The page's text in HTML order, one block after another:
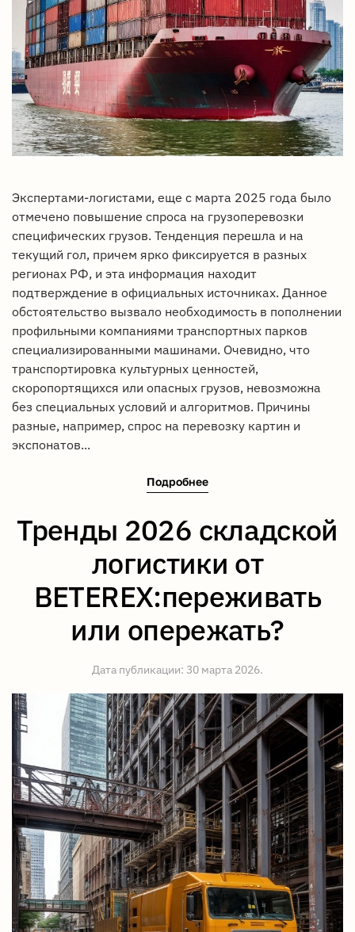
Экспертами-логистами, еще с марта 2025 года было
отмечено повышение спроса на грузоперевозки
специфических грузов. Тенденция перешла и на
текущий гол, причем ярко фиксируется в разных
регионах РФ, и эта информация находит
подтверждение в официальных источниках. Данное
обстоятельство вызвало необходимость в пополнении
профильными компаниями транспортных парков
специализированными машинами. Очевидно, что
транспортировка культурных ценностей,
скоропортящихся или опасных грузов, невозможна
без специальных условий и алгоритмов. Причины
разные, например, спрос на перевозку картин и
экспонатов...
Подробнее
Тренды 2026 складской
логистики от
BETEREX:переживать
или опережать?
Дата публикации: 30 марта 2026.